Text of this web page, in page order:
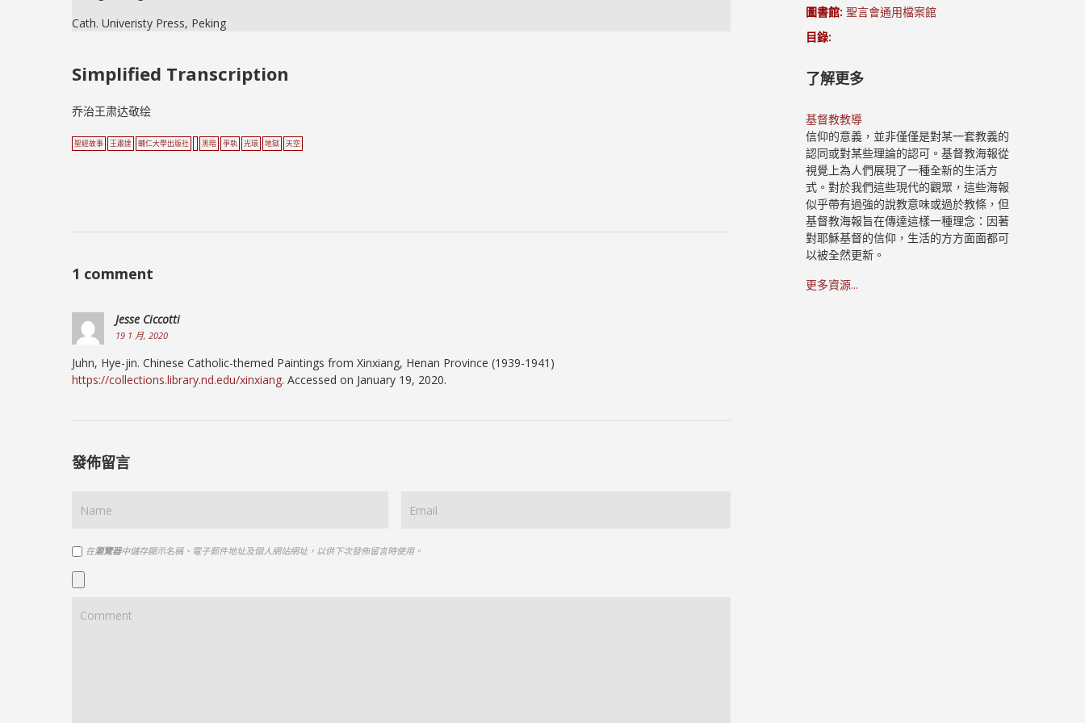
Cath. Univeristy Press, Peking
Simplified Transcription
乔治王肃达敬绘
聖經故事 王肅達 輔仁大學出版社 黑暗 爭執 光環 地獄 天空
1 comment
Jesse Ciccotti
19 1 月, 2020
Juhn, Hye-jin. Chinese Catholic-themed Paintings from Xinxiang, Henan Province (1939-1941)
https://collections.library.nd.edu/xinxiang. Accessed on January 19, 2020.
發佈留言
在瀏覽器中儲存顯示名稱、電子郵件地址及個人網站網址，以供下次發佈留言時使用。
圖書館: 聖言會通用檔案館
目錄:
了解更多
基督教教導
信仰的意義，並非僅僅是對某一套教義的
認同或對某些理論的認可。基督教海報從
視覺上為人們展現了一種全新的生活方
式。對於我們這些現代的觀眾，這些海報
似乎帶有過強的說教意味或過於教條，但
基督教海報旨在傳達這樣一種理念：因著
對耶穌基督的信仰，生活的方方面面都可
以被全然更新。
更多資源...